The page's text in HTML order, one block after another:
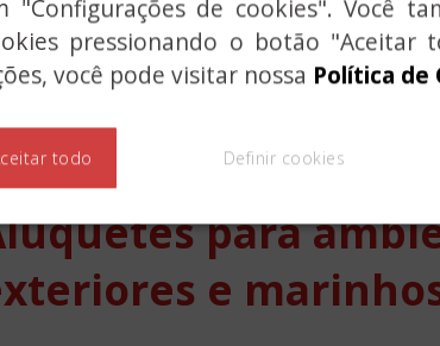
para
e
"Configurações de cookies". Você
pressionando o botão "Aceitar
você pode visitar nossa Política de
todo Definir cookies